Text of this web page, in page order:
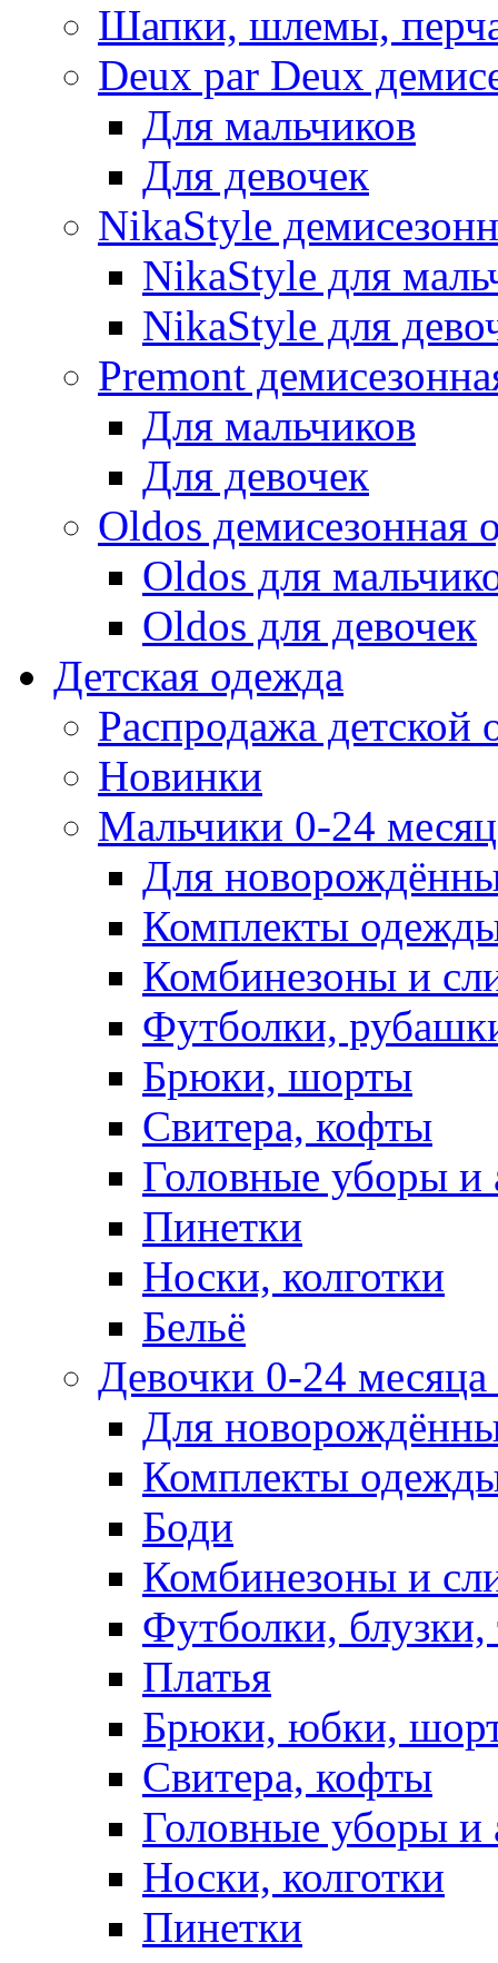
Шапки, шлемы,
Deux par Deux
Для мальчиков
Для девочек
NikaStyle
NikaStyle для
NikaStyle для
Premont
Для мальчиков
Для девочек
Oldos демисезонная
Oldos для
Oldos для девочек
Детская одежда
Распродажа детской
Новинки
Мальчики 0-24
Для
Комплекты
Комбинезоны и
Футболки,
Брюки, шорты
Свитера, кофты
Головные уборы и
Пинетки
Носки, колготки
Бельё
Девочки 0-24
Для
Комплекты
Боди
Комбинезоны и
Футболки,
Платья
Брюки, юбки,
Свитера, кофты
Головные уборы и
Носки, колготки
Пинетки